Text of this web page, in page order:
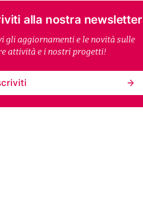
alla nostra newsletter
gli aggiornamenti e le novità sulle
attività e i nostri progetti!